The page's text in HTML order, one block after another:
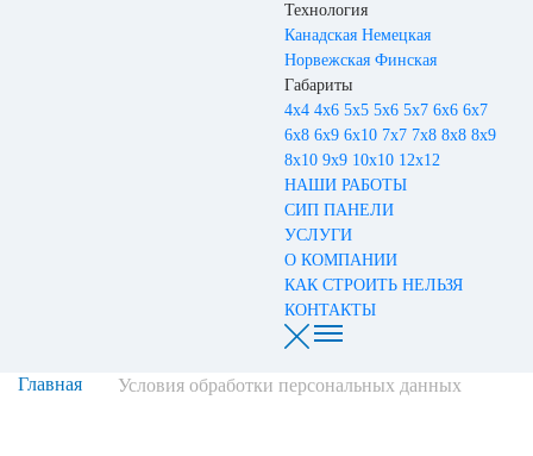
Технология
Канадская Немецкая
Норвежская Финская
Габариты
4х4 4х6 5х5 5х6 5х7 6х6 6х7
6х8 6х9 6х10 7х7 7х8 8х8 8х9
8х10 9х9 10х10 12х12
НАШИ РАБОТЫ
СИП ПАНЕЛИ
УСЛУГИ
О КОМПАНИИ
КАК СТРОИТЬ НЕЛЬЗЯ
КОНТАКТЫ
Главная Условия обработки персональных данных